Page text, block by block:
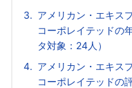
アメリカン・エキス
コーポレイテッドの
タ対象：24人）
アメリカン・エキス
コーポレイテッドの